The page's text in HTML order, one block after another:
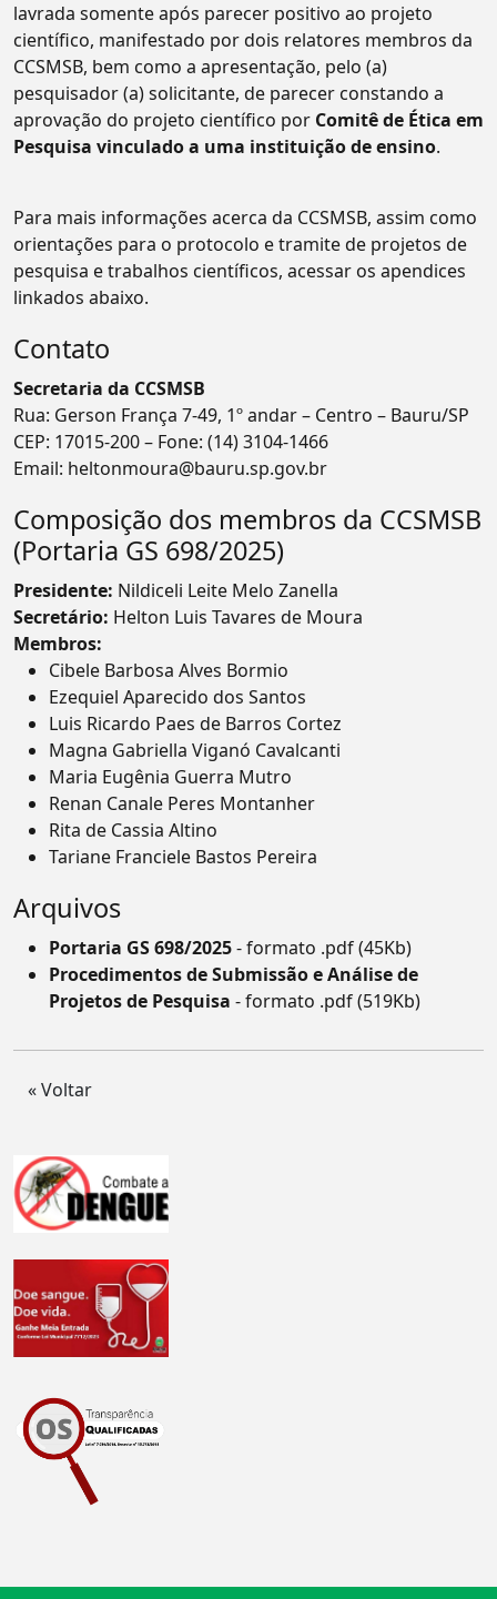
lavrada somente após parecer positivo ao projeto
científico, manifestado por dois relatores membros da
CCSMSB, bem como a apresentação, pelo (a)
pesquisador (a) solicitante, de parecer constando a
aprovação do projeto científico por Comitê de Ética em
Pesquisa vinculado a uma instituição de ensino.
Para mais informações acerca da CCSMSB, assim como
orientações para o protocolo e tramite de projetos de
pesquisa e trabalhos científicos, acessar os apendices
linkados abaixo.
Contato
Secretaria da CCSMSB
Rua: Gerson França 7-49, 1º andar – Centro – Bauru/SP
CEP: 17015-200 – Fone: (14) 3104-1466
Email: heltonmoura@bauru.sp.gov.br
Composição dos membros da CCSMSB
(Portaria GS 698/2025)
Presidente: Nildiceli Leite Melo Zanella
Secretário: Helton Luis Tavares de Moura
Membros:
Cibele Barbosa Alves Bormio
Ezequiel Aparecido dos Santos
Luis Ricardo Paes de Barros Cortez
Magna Gabriella Viganó Cavalcanti
Maria Eugênia Guerra Mutro
Renan Canale Peres Montanher
Rita de Cassia Altino
Tariane Franciele Bastos Pereira
Arquivos
Portaria GS 698/2025- formato .pdf (45Kb)
Procedimentos de Submissão e Análise de
Projetos de Pesquisa - formato .pdf (519Kb)
« Voltar